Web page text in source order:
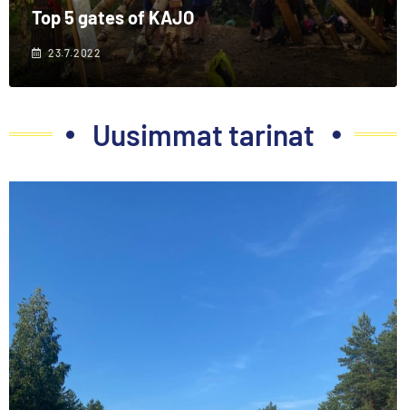
Top 5 gates of KAJO
23.7.2022
Uusimmat tarinat